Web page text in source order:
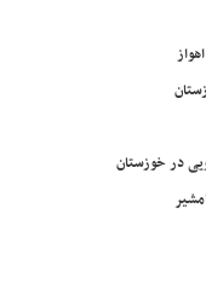
در خوزستان